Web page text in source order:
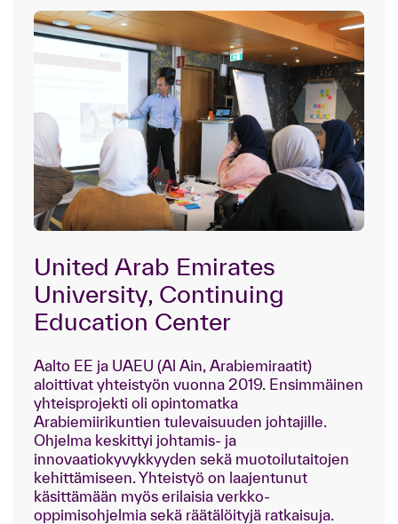
United Arab Emirates
University, Continuing
Education Center
Aalto EE ja UAEU (Al Ain, Arabiemiraatit)
aloittivat yhteistyön vuonna 2019. Ensimmäinen
yhteisprojekti oli opintomatka
Arabiemiirikuntien tulevaisuuden johtajille.
Ohjelma keskittyi johtamis- ja
innovaatiokyvykkyyden sekä muotoilutaitojen
kehittämiseen. Yhteistyö on laajentunut
käsittämään myös erilaisia verkko-
oppimisohjelmia sekä räätälöityjä ratkaisuja.